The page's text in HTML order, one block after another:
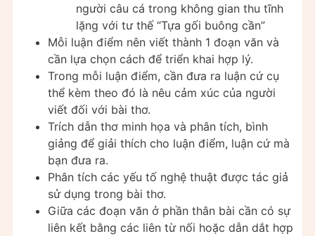
người câu cá trong không gian thu tĩnh
lặng với tư thế “Tựa gối buông cần”
Mỗi luận điểm nên viết thành 1 đoạn văn và
cần lựa chọn cách để triển khai hợp lý.
Trong mỗi luận điểm, cần đưa ra luận cứ cụ
thể kèm theo đó là nêu cảm xúc của người
viết đối với bài thơ.
Trích dẫn thơ minh họa và phân tích, bình
giảng để giải thích cho luận điểm, luận cứ mà
bạn đưa ra.
Phân tích các yếu tố nghệ thuật được tác giả
sử dụng trong bài thơ.
Giữa các đoạn văn ở phần thân bài cần có sự
liên kết bằng các liên từ nối hoặc dẫn dắt hợp